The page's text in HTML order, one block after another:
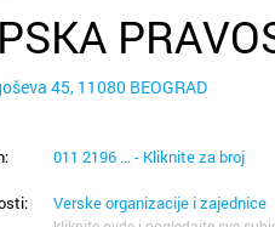
45, 11080 BEOGRAD
011 2196 ... - Kliknite za broj
Verske organizacije i zajednice